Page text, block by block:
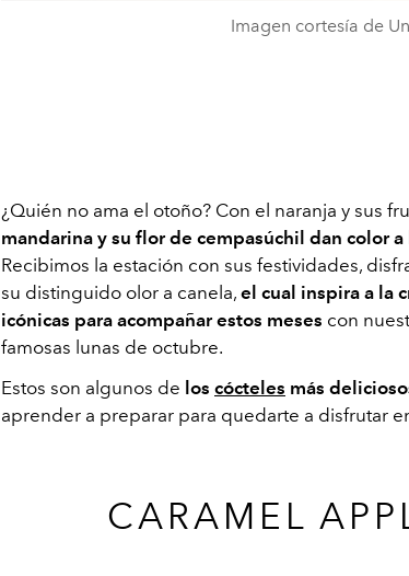
Imagen cortesía de
¿Quién no ama el otoño? Con el naranja y sus
mandarina y su flor de cempasúchil dan color
Recibimos la estación con sus festividades,
su distinguido olor a canela, el cual inspira a la
icónicas para acompañar estos meses con
famosas lunas de octubre.
Estos son algunos de los cócteles más
aprender a preparar para quedarte a disfrutar
CARAMEL